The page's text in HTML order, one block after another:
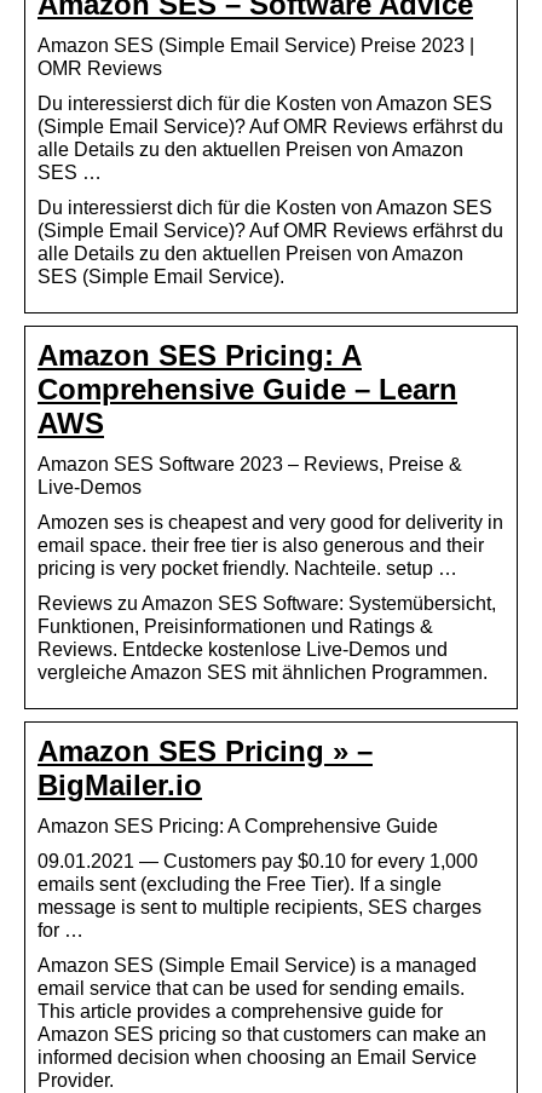
Amazon SES (Simple Email Service) Preise 2023 |
OMR Reviews
Du interessierst dich für die Kosten von Amazon SES
(Simple Email Service)? Auf OMR Reviews erfährst du
alle Details zu den aktuellen Preisen von Amazon
SES …
Du interessierst dich für die Kosten von Amazon SES
(Simple Email Service)? Auf OMR Reviews erfährst du
alle Details zu den aktuellen Preisen von Amazon
SES (Simple Email Service).
Amazon SES Pricing: A
Comprehensive Guide – Learn
AWS
Amazon SES Software 2023 – Reviews, Preise &
Live-Demos
Amozen ses is cheapest and very good for deliverity in
email space. their free tier is also generous and their
pricing is very pocket friendly. Nachteile. setup …
Reviews zu Amazon SES Software: Systemübersicht,
Funktionen, Preisinformationen und Ratings &
Reviews. Entdecke kostenlose Live-Demos und
vergleiche Amazon SES mit ähnlichen Programmen.
Amazon SES Pricing » –
BigMailer.io
Amazon SES Pricing: A Comprehensive Guide
09.01.2021 — Customers pay $0.10 for every 1,000
emails sent (excluding the Free Tier). If a single
message is sent to multiple recipients, SES charges
for …
Amazon SES (Simple Email Service) is a managed
email service that can be used for sending emails.
This article provides a comprehensive guide for
Amazon SES pricing so that customers can make an
informed decision when choosing an Email Service
Provider.